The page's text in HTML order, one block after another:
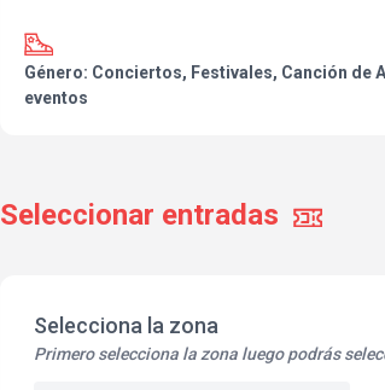
Seleccionar entradas
Selecciona la zona
Primero selecciona la zona luego podrás
Género: Conciertos, Festivales, Canción de
eventos